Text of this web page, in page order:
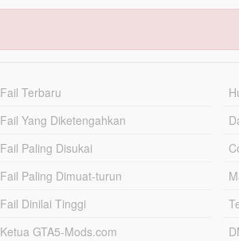
Fail Terbaru
Fail Yang Diketengahkan
Fail Paling Disukai
Fail Paling Dimuat-turun
Fail Dinilai Tinggi
Ketua GTA5-Mods.com